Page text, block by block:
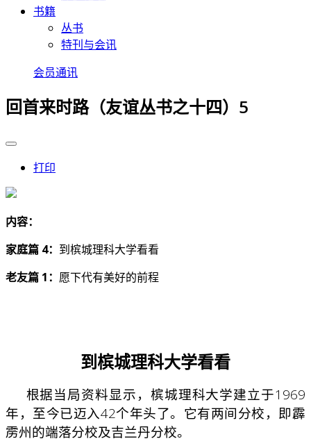
书籍
丛书
特刊与会讯
会员通讯
回首来时路（友谊丛书之十四）5
打印
内容：
家庭篇 4： 到槟城理科大学看看
老友篇 1： 愿下代有美好的前程
到槟城理科大学看看
根据当局资料显示，槟城理科大学建立于1969
年，至今已迈入42个年头了。它有两间分校，即霹
雳州的端落分校及吉兰丹分校。